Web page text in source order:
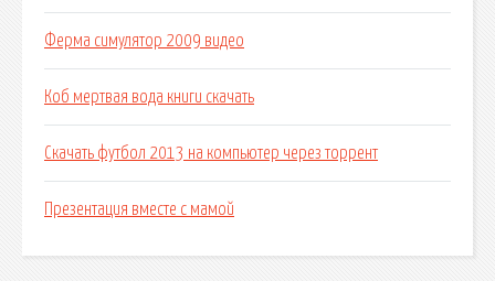
Ферма симулятор 2009 видео
Коб мертвая вода книги скачать
Скачать футбол 2013 на компьютер через торрент
Презентация вместе с мамой